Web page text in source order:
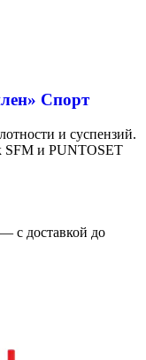
Спорт
и суспензий.
SFM и PUNTOSET
с доставкой до